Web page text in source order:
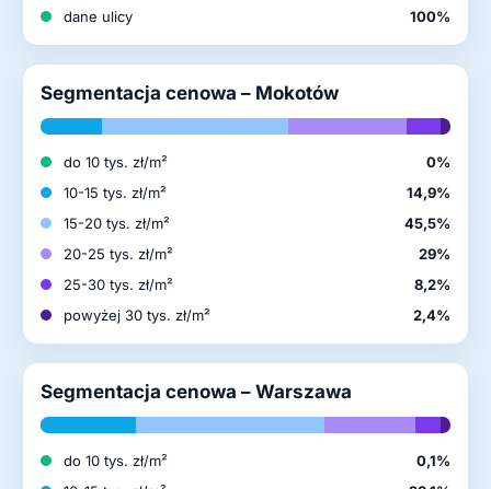
dane ulicy 100%
Segmentacja cenowa – Mokotów
do 10 tys. zł/m²
0%
10-15 tys. zł/m²
14,9%
15-20 tys. zł/m²
45,5%
20-25 tys. zł/m²
29%
25-30 tys. zł/m²
8,2%
powyżej 30 tys. zł/m²
2,4%
Segmentacja cenowa – Warszawa
do 10 tys. zł/m²
0,1%